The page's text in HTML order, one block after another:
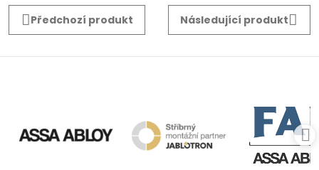
Předchozí produkt
Následující produkt